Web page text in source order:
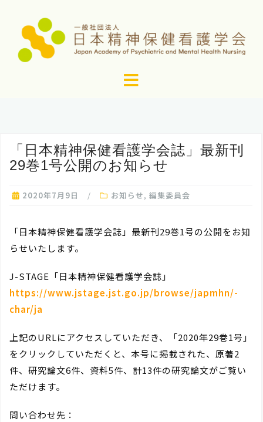
「日本精神保健看護学会誌」最新刊
29巻1号公開のお知らせ
2020年7月9日 お知らせ, 編集委員会
「日本精神保健看護学会誌」最新刊29巻1号の公開をお知
らせいたします。
J-STAGE「日本精神保健看護学会誌」
https://www.jstage.jst.go.jp/browse/japmhn/-
char/ja
上記のURLにアクセスしていただき、「2020年29巻1号」
をクリックしていただくと、本号に掲載された、原著2
件、研究論文6件、資料5件、計13件の研究論文がご覧い
ただけます。
問い合わせ先：